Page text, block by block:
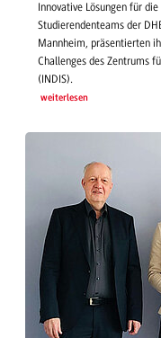
Innovative Lösungen für
Studierendenteams der
Mannheim, präsentierten
Challenges des Zentrums
(INDIS).
weiterlesen